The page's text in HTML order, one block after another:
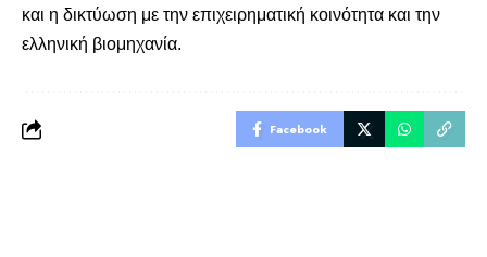
και η δικτύωση με την επιχειρηματική κοινότητα και την
ελληνική βιομηχανία.
Facebook